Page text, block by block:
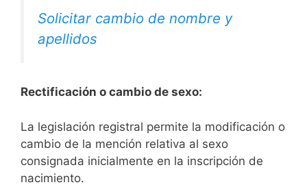
Solicitar cambio de nombre y
apellidos
Rectificación o cambio de sexo:
La legislación registral permite la modificación o
cambio de la mención relativa al sexo
consignada inicialmente en la inscripción de
nacimiento.